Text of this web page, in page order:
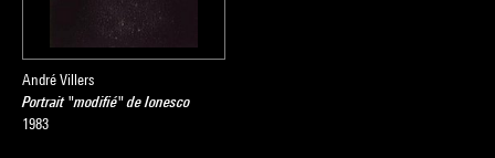
André Villers
Portrait "modifié" de Ionesco
1983